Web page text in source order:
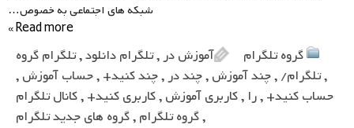
شبکه های اجتماعی به خصوص…
Read more »
گروه تلگرام آموزش در,تلگرام دانلود,تلگرام گروه
تلگرام/,چند آموزش,چند در,چند کنید+,حساب آموزش,
حساب کنید+,را, کاربری آموزش,کاربری کنید+,کانال تلگرام
گروه تلگرام,گروه های جدید تلگرام